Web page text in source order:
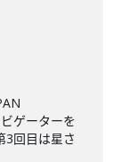
ゲーターを
3回目は星さ